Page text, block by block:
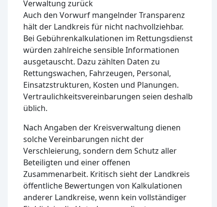
Verwaltung zurück
Auch den Vorwurf mangelnder Transparenz
hält der Landkreis für nicht nachvollziehbar.
Bei Gebührenkalkulationen im Rettungsdienst
würden zahlreiche sensible Informationen
ausgetauscht. Dazu zählten Daten zu
Rettungswachen, Fahrzeugen, Personal,
Einsatzstrukturen, Kosten und Planungen.
Vertraulichkeitsvereinbarungen seien deshalb
üblich.
Nach Angaben der Kreisverwaltung dienen
solche Vereinbarungen nicht der
Verschleierung, sondern dem Schutz aller
Beteiligten und einer offenen
Zusammenarbeit. Kritisch sieht der Landkreis
öffentliche Bewertungen von Kalkulationen
anderer Landkreise, wenn kein vollständiger